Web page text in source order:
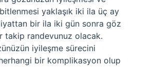
yaklaşık iki ila üç ay
bir ila iki gün sonra göz
takip randevunuz olacak.
iyileşme sürecini
bir komplikasyon olup